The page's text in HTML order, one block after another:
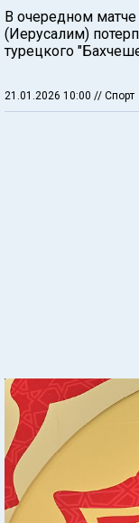
В очередном
(Иерусалим)
турецкого
21.01.2026 10:00 // Спорт